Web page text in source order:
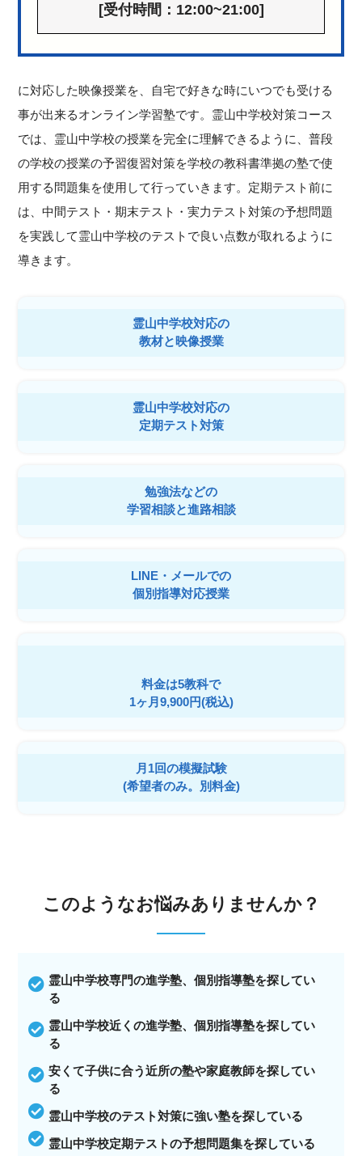
[受付時間：12:00~21:00]
に対応した映像授業を、自宅で好きな時にいつでも受ける
事が出来るオンライン学習塾です。霊山中学校対策コース
では、霊山中学校の授業を完全に理解できるように、普段
の学校の授業の予習復習対策を学校の教科書準拠の塾で使
用する問題集を使用して行っていきます。定期テスト前に
は、中間テスト・期末テスト・実力テスト対策の予想問題
を実践して霊山中学校のテストで良い点数が取れるように
導きます。
霊山中学校対応の
教材と映像授業
霊山中学校対応の
定期テスト対策
勉強法などの
学習相談と進路相談
LINE・メールでの
個別指導対応授業
料金は5教科で
1ヶ月9,900円(税込)
月1回の模擬試験
(希望者のみ。別料金)
このようなお悩みありませんか？
霊山中学校専門の進学塾、個別指導塾を探してい
る
霊山中学校近くの進学塾、個別指導塾を探してい
る
安くて子供に合う近所の塾や家庭教師を探してい
る
霊山中学校のテスト対策に強い塾を探している
霊山中学校定期テストの予想問題集を探している